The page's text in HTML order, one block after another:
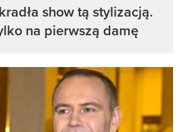
show tą stylizacją.
na pierwszą damę